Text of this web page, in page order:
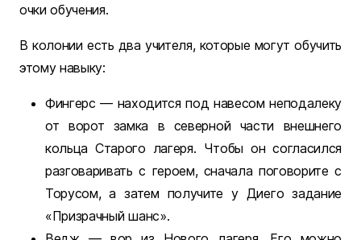
очки обучения.
В колонии есть два учителя, которые могут обучить
этому навыку:
Фингерс — находится под навесом неподалеку
от ворот замка в северной части внешнего
кольца Старого лагеря. Чтобы он согласился
разговаривать с героем, сначала поговорите с
Торусом, а затем получите у Диего задание
«Призрачный шанс».